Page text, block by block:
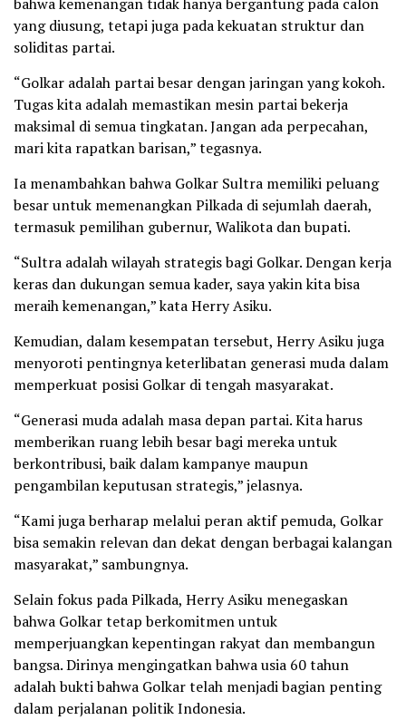
bahwa kemenangan tidak hanya bergantung pada calon
yang diusung, tetapi juga pada kekuatan struktur dan
soliditas partai.
“Golkar adalah partai besar dengan jaringan yang kokoh.
Tugas kita adalah memastikan mesin partai bekerja
maksimal di semua tingkatan. Jangan ada perpecahan,
mari kita rapatkan barisan,” tegasnya.
Ia menambahkan bahwa Golkar Sultra memiliki peluang
besar untuk memenangkan Pilkada di sejumlah daerah,
termasuk pemilihan gubernur, Walikota dan bupati.
“Sultra adalah wilayah strategis bagi Golkar. Dengan kerja
keras dan dukungan semua kader, saya yakin kita bisa
meraih kemenangan,” kata Herry Asiku.
Kemudian, dalam kesempatan tersebut, Herry Asiku juga
menyoroti pentingnya keterlibatan generasi muda dalam
memperkuat posisi Golkar di tengah masyarakat.
“Generasi muda adalah masa depan partai. Kita harus
memberikan ruang lebih besar bagi mereka untuk
berkontribusi, baik dalam kampanye maupun
pengambilan keputusan strategis,” jelasnya.
“Kami juga berharap melalui peran aktif pemuda, Golkar
bisa semakin relevan dan dekat dengan berbagai kalangan
masyarakat,” sambungnya.
Selain fokus pada Pilkada, Herry Asiku menegaskan
bahwa Golkar tetap berkomitmen untuk
memperjuangkan kepentingan rakyat dan membangun
bangsa. Dirinya mengingatkan bahwa usia 60 tahun
adalah bukti bahwa Golkar telah menjadi bagian penting
dalam perjalanan politik Indonesia.